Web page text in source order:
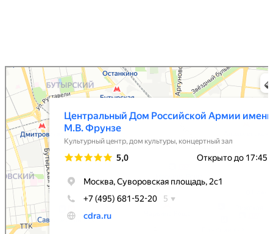
Центральный Дом Российской Армии име­ни М.В. Фрунзе
Культурный центр в Москве
Дом куль­ту­ры в Москве